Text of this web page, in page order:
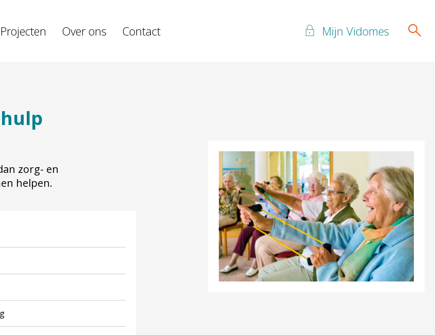
Projecten Over ons Contact Mijn Vidomes
zorg- en
helpen.